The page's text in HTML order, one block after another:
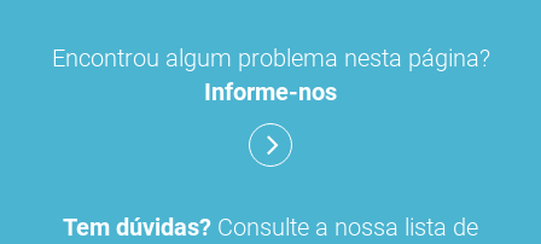
Encontrou algum problema nesta página?
Informe-nos
Tem dúvidas? Consulte a nossa lista de